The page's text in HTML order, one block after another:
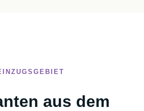
aus dem